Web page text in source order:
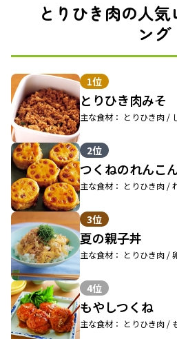
とりひき肉の人
ング
1位
とりひき肉みそ
主な食材： とりひき肉 /
2位
つくねのれんこ
主な食材： とりひき肉 /
3位
夏の親子丼
主な食材： とりひき肉 /
4位
もやしつくね
主な食材： とりひき肉 /